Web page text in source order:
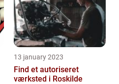
13 january 2023
Find et autoriseret
værksted i Roskilde